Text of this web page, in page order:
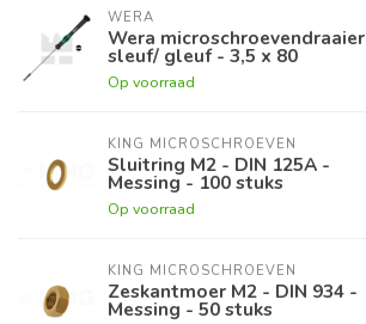
WERA
Wera microschroevendraaier
sleuf/ gleuf - 3,5 x 80
Op voorraad
KING MICROSCHROEVEN
Sluitring M2 - DIN 125A -
Messing - 100 stuks
Op voorraad
KING MICROSCHROEVEN
Zeskantmoer M2 - DIN 934 -
Messing - 50 stuks